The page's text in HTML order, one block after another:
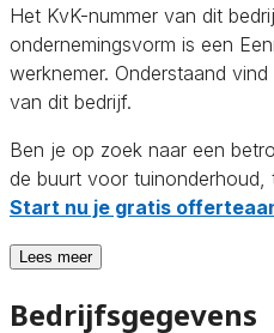
Het KvK-nummer van dit
ondernemingsvorm is een
werknemer. Onderstaand
van dit bedrijf.
Ben je op zoek naar een
de buurt voor
Start nu je gratis
Lees meer
Bedrijfsgegevens